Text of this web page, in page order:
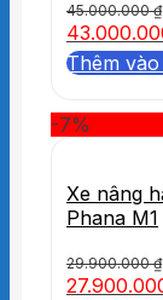
45.000.000₫
Thêm
-7%
Xe nâng
Phana M1
29.900.000₫